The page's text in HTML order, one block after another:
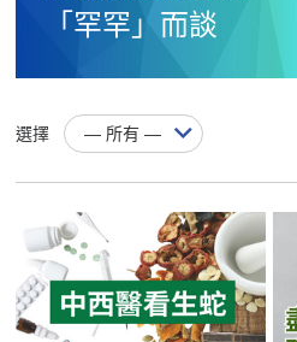
「罕罕」而談
選擇